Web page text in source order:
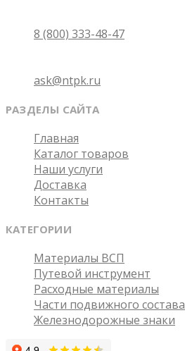
8 (800) 333-48-47
ask@ntpk.ru
РАЗДЕЛЫ САЙТА
Главная
Каталог товаров
Наши услуги
Доставка
Контакты
КАТЕГОРИИ
Материалы ВСП
Путевой инструмент
Расходные материалы
Части подвижного состава
Железнодорожные знаки